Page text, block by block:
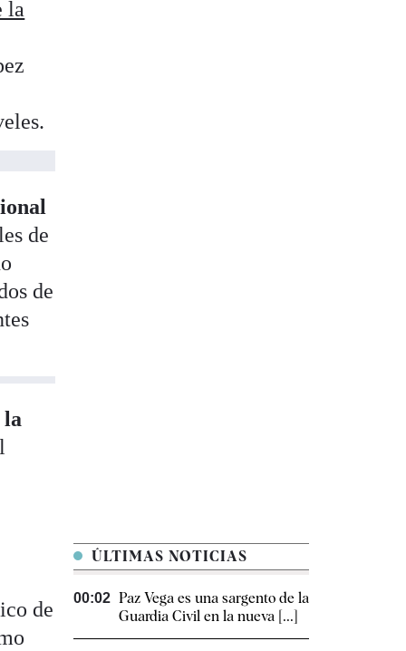
la
de
de
la
de
ÚLTIMAS NOTICIAS
00:02 Paz Vega es una sargento de la
Guardia Civil en la nueva [...]